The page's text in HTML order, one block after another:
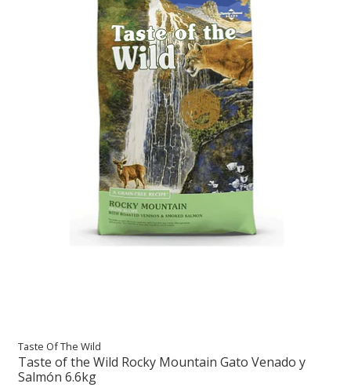
Taste Of The Wild
Taste of the Wild Rocky Mountain Gato Venado y
Salmón 6.6kg